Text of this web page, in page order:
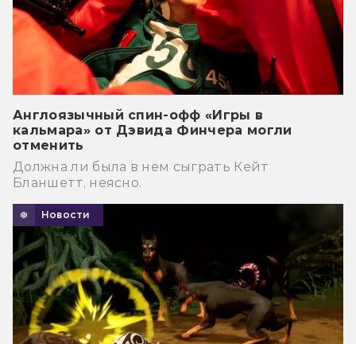
Англоязычный спин-офф «Игры в
кальмара» от Дэвида Финчера могли
отменить
Должна ли была в нем сыграть Кейт
Бланшетт, неясно.
Новости